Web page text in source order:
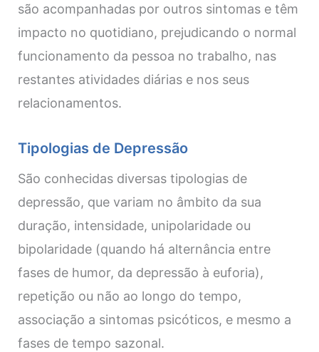
são acompanhadas por outros sintomas e têm
impacto no quotidiano, prejudicando o normal
funcionamento da pessoa no trabalho, nas
restantes atividades diárias e nos seus
relacionamentos.
Tipologias de Depressão
São conhecidas diversas tipologias de
depressão, que variam no âmbito da sua
duração, intensidade, unipolaridade ou
bipolaridade (quando há alternância entre
fases de humor, da depressão à euforia),
repetição ou não ao longo do tempo,
associação a sintomas psicóticos, e mesmo a
fases de tempo sazonal.